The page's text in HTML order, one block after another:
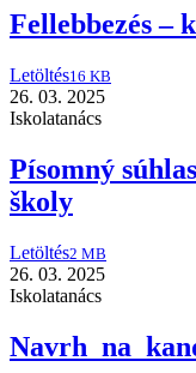
Fellebbezés –
Letöltés16 KB
26. 03. 2025
Iskolatanács
Písomný
školy
Letöltés2 MB
26. 03. 2025
Iskolatanács